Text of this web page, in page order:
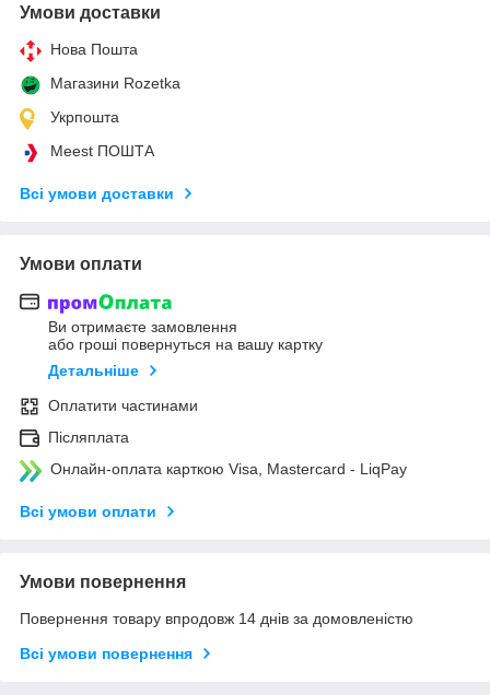
Умови доставки
Нова Пошта
Магазини Rozetka
Укрпошта
Meest ПОШТА
Всі умови доставки
Умови оплати
Ви отримаєте замовлення
або гроші повернуться на вашу картку
Детальніше
Оплатити частинами
Післяплата
Онлайн-оплата карткою Visa, Mastercard - LiqPay
Всі умови оплати
Умови повернення
Повернення товару впродовж 14 днів за домовленістю
Всі умови повернення